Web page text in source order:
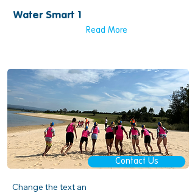
Water Smart 1
Read More
Contact Us
Change the text an